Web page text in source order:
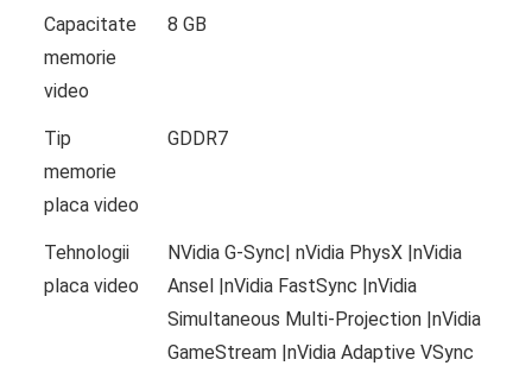
Capacitate
memorie
video
8 GB
Tip
memorie
placa video
GDDR7
Tehnologii
placa video
NVidia G-Sync| nVidia PhysX |nVidia
Ansel |nVidia FastSync |nVidia
Simultaneous Multi-Projection |nVidia
GameStream |nVidia Adaptive VSync